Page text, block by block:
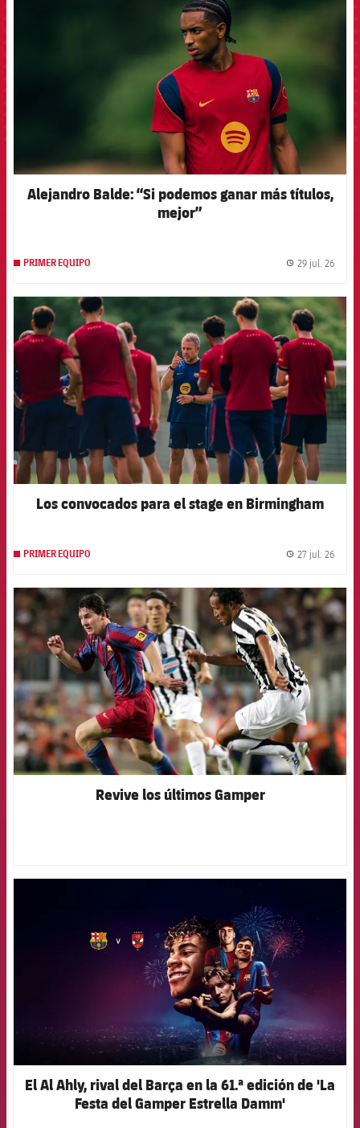
Alejandro Balde: “Si podemos ganar más títulos,
mejor”
PRIMER EQUIPO 29 jul. 26
FCB Barcelona badge
Los convocados para el stage en Birmingham
PRIMER EQUIPO 27 jul. 26
FCB Barcelona badge
Revive los últimos Gamper
El Al Ahly, rival del Barça en la 61.ª edición de 'La
Festa del Gamper Estrella Damm'